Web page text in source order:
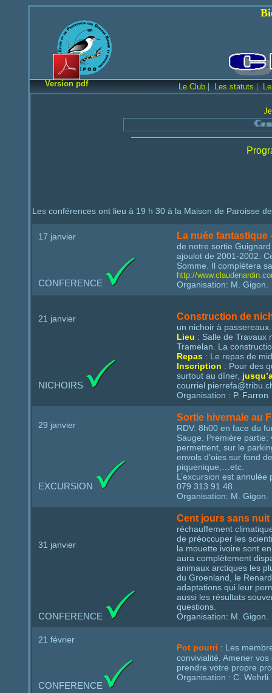
Bienvenue sur
Le Club| Les statuts |
Les conférences ont lieu à 19 h 30 à la Maison de Paroisse
17 janvier La nuée fantastique
de notre sortie
ajoulot de 2001‐2002.
Somme. Il complètera
http://
Organisation: M. Gigon.
CONFERENCE
21 janvier Construction de
un nichoir à
Lieu : Salle de Travaux
Tramelan. La
Repas : Le repas de
Inscription : Pour des
surtout au dîner,
courriel
Organisation : P. Farron
NICHOIRS
29 janvier
Sortie hivernale au
RDV: 8h00 en face du
Sauge. Première partie:
permettent, sur le
envols d’oies sur fond
piquenique,…etc.
L’excursion est
079 313 91 48.
Organisation: M. Gigon.
EXCURSION
31 janvier
Cent jours sans nuit
réchauffement
de préoccuper les
la mouette ivoire sont
aura complètement
animaux arctiques les
du Groenland, le
adaptations qui leur
aussi les résultats
questions.
Organisation: M. Gigon.
CONFERENCE
21 février
Pot pourri : Les
convivialité. Amener
prendre votre propre
Organisation : C. Wehrli.
CONFERENCE
Version pdf